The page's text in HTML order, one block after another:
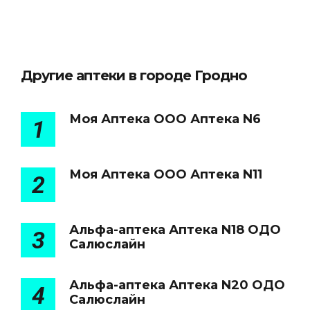
Другие аптеки в городе Гродно
1 Моя Аптека ООО Аптека N6
2 Моя Аптека ООО Аптека N11
3
Альфа-аптека Аптека N18 ОДО
Салюслайн
4
Альфа-аптека Аптека N20 ОДО
Салюслайн